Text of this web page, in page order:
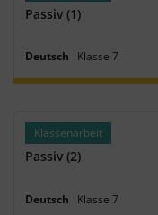
Passiv (1)
Deutsch Klasse 7
Klassenarbeit
Passiv (2)
Deutsch Klasse 7